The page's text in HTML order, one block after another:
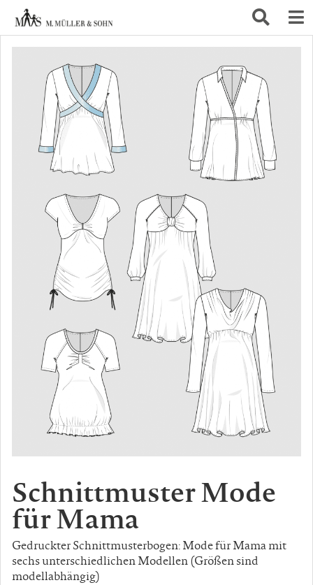
Schnittmuster Mode
für Mama
Gedruckter Schnittmusterbogen: Mode für Mama mit
sechs unterschiedlichen Modellen (Größen sind
modellabhängig)